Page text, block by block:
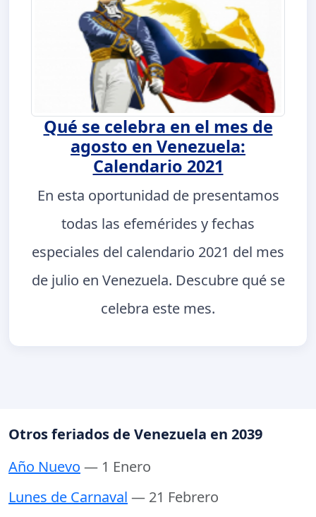
Qué se celebra en el mes de
agosto en Venezuela:
Calendario 2021
En esta oportunidad de presentamos
todas las efemérides y fechas
especiales del calendario 2021 del mes
de julio en Venezuela. Descubre qué se
celebra este mes.
Otros feriados de Venezuela en 2039
Año Nuevo — 1 Enero
Lunes de Carnaval — 21 Febrero